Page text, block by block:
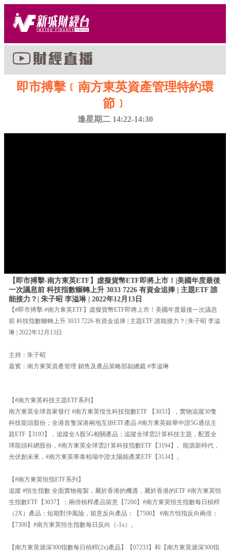
即市搏擊﹝南方東英資產管理特約環
節﹞
逢星期二 14:22-14:30
【即市搏擊-南方東英ETF】虛擬貨幣ETF即將上市！|美國年度最後
一次議息前 科技指數輾轉上升 3033 7226 有資金追捧 | 主題ETF 誰
能接力？| 朱子昭 李溢琳 | 2022年12月13日
【#即市搏擊-#南方東英ETF】虛擬貨幣ETF即將上市！美國年度最後一次議息
前 科技指數輾轉上升 3033 7226 有資金追捧 | 主題ETF 誰能接力？| 朱子昭 李溢
琳 | 2022年12月13日
主持：朱子昭
嘉賓：南方東英資產管理 銷售及產品策略部副總裁 #李溢琳
【#南方東英科技主題ETF系列】
南方東英全球首家發行 #南方東英恆生科技指數ETF 【3033】，實物追蹤30隻
科技龍頭股份；全港首隻深港兩地互掛ETF產品 #南方東英銀華中證5G通信主
題ETF【3193】，追蹤全A股5G相關產品；追蹤全球雲計算科技主題，配置全
球龍頭科網股份，#南方東英全球雲計算科技指數ETF【3194】。能源新時代，
光伏創未來，#南方東英華泰柏瑞中證太陽能產業ETF【3134】。
【#南方東英恒指ETF系列】
追蹤 #恒生指數 全面實物複製，屬於香港的機遇，屬於香港的ETF #南方東英恒
生指數ETF【3037】；兩倍槓桿產品留意【7200】#南方東英恒生指數每日槓桿
（2X）產品；短期對沖風險，留意反向產品：【7500】 #南方恒指反向兩倍；
【7300】#南方東英恒生指數每日反向（-1x）。
【南方東英滬深300指數每日槓桿(2x)產品】【07233】和【南方東英滬深300指